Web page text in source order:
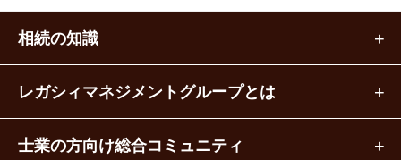
相続の知識
レガシィマネジメントグループとは
士業の方向け総合コミュニティ